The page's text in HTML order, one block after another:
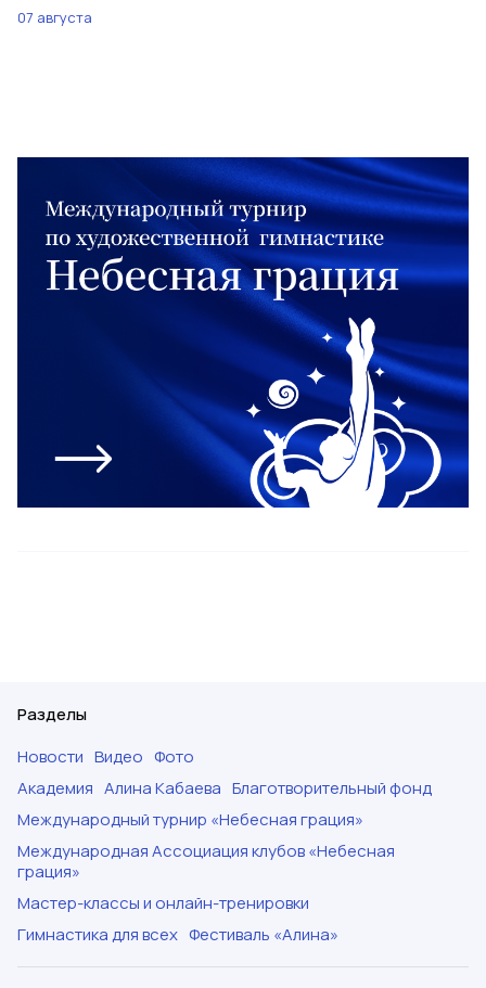
07 августа
Разделы
Новости Видео Фото
Академия Алина Кабаева Благотворительный фонд
Международный турнир «Небесная грация»
Международная Ассоциация клубов «Небесная
грация»
Мастер-классы и онлайн-тренировки
Гимнастика для всех Фестиваль «Алина»